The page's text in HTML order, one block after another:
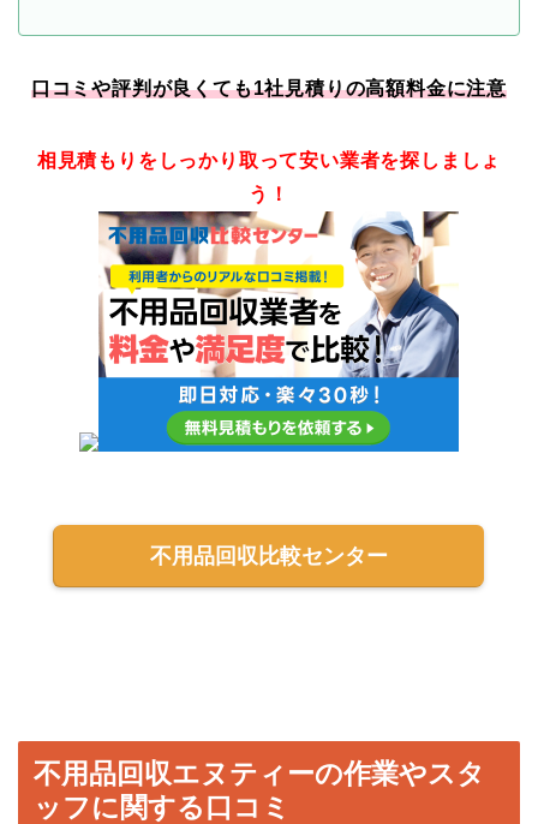
口コミや評判が良くても1社見積りの高額料金に注意
相見積もりをしっかり取って安い業者を探しましょ
う！
不用品回収比較センター
不用品回収エヌティーの作業やスタ
ッフに関する口コミ